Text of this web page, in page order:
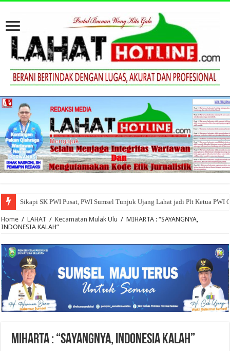
Sikapi SK PWI Pusat, PWI Sumsel Tunjuk Ujang Lahat jadi Plt Ketua PWI
Home / LAHAT / Kecamatan Mulak Ulu / MIHARTA : “SAYANGNYA,
INDONESIA KALAH”
MIHARTA : “SAYANGNYA, INDONESIA KALAH”